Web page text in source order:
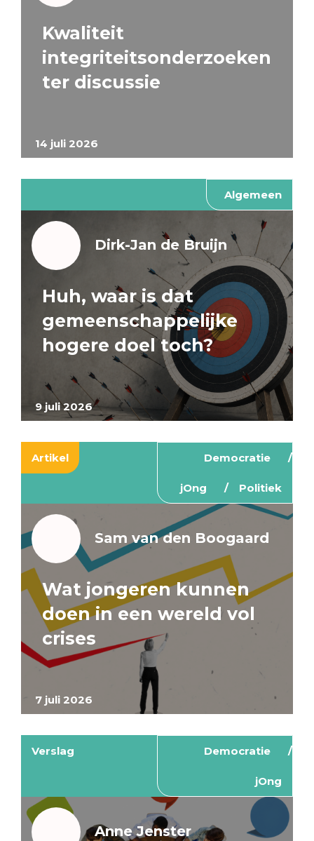
14 juli 2026
Kwaliteit
integriteitsonderzoeken
ter discussie
Algemeen
9 juli 2026
Dirk-Jan de Bruijn
Huh, waar is dat
gemeenschappelijke
hogere doel toch?
Artikel Democratie
jOng Politiek
7 juli 2026
Sam van den Boogaard
Wat jongeren kunnen
doen in een wereld vol
crises
Verslag Democratie
jOng
Anne Jenster